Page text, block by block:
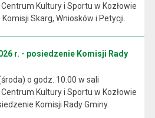
Kultury i Sportu w Kozłowie
Skarg, Wniosków i Petycji.
r. - posiedzenie Komisji Rady
o godz. 10.00 w sali
Kultury i Sportu w Kozłowie
Komisji Rady Gminy.